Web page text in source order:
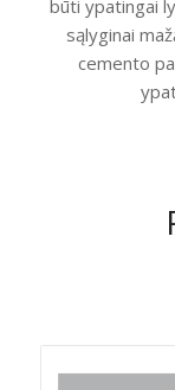
būti ypatingai
sąlyginai
cemento